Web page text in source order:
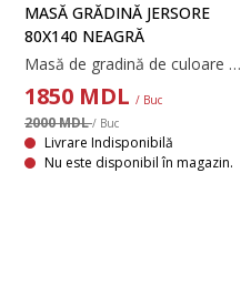
MASĂ GRĂDINĂ JERSORE
80X140 NEAGRĂ
Masă de gradină de culoare neagră cu blat din lemn artificial. Cadrul și picioare din aluminiu sunt vopsite electrostatic. Lemnul artificial are aspectul și textura lemnului natural fără a fi nevoie de întreținere. Aluminiul este un material ușor și robust care nu ruginește. 80x140x74 cm
1850 MDL / Buc
2000 MDL/ Buc
Livrare Indisponibilă
Nu este disponibil în magazin.